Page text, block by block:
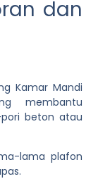
dan
Kamar Mandi
membantu
beton atau
lama plafon